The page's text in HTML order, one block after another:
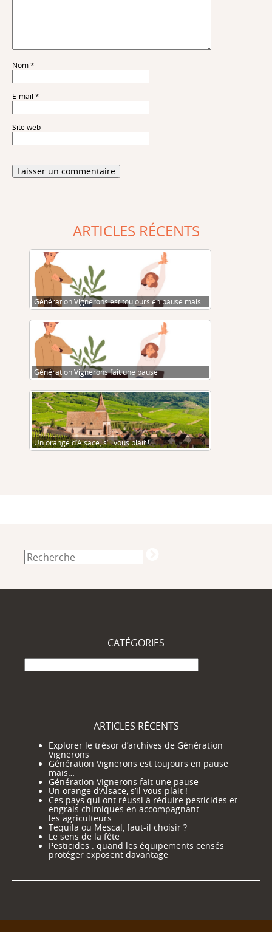
Nom *
E-mail *
Site web
ARTICLES RÉCENTS
Génération Vignerons est toujours en pause mais…
Génération Vignerons fait une pause
Un orange d’Alsace, s’il vous plait !
CATÉGORIES
Catégories
ARTICLES RÉCENTS
Explorer le trésor d’archives de Génération
Vignerons
Génération Vignerons est toujours en pause
mais…
Génération Vignerons fait une pause
Un orange d’Alsace, s’il vous plait !
Ces pays qui ont réussi à réduire pesticides et
engrais chimiques en accompagnant
les agriculteurs
Tequila ou Mescal, faut-il choisir ?
Le sens de la fête
Pesticides : quand les équipements censés
protéger exposent davantage